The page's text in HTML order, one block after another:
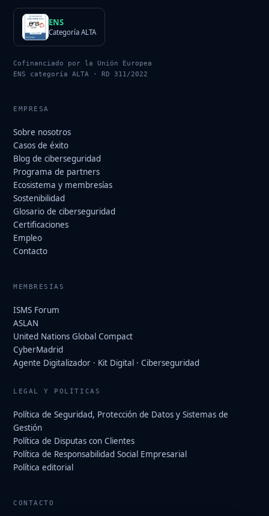
ENS
Categoría ALTA
Cofinanciado por la Unión Europea
ENS categoría ALTA · RD 311/2022
EMPRESA
Sobre nosotros
Casos de éxito
Blog de ciberseguridad
Programa de partners
Ecosistema y membresías
Sostenibilidad
Glosario de ciberseguridad
Certificaciones
Empleo
Contacto
MEMBRESÍAS
ISMS Forum
ASLAN
United Nations Global Compact
CyberMadrid
Agente Digitalizador · Kit Digital · Ciberseguridad
LEGAL Y POLÍTICAS
Política de Seguridad, Protección de Datos y Sistemas de
Gestión
Política de Disputas con Clientes
Política de Responsabilidad Social Empresarial
Política editorial
CONTACTO